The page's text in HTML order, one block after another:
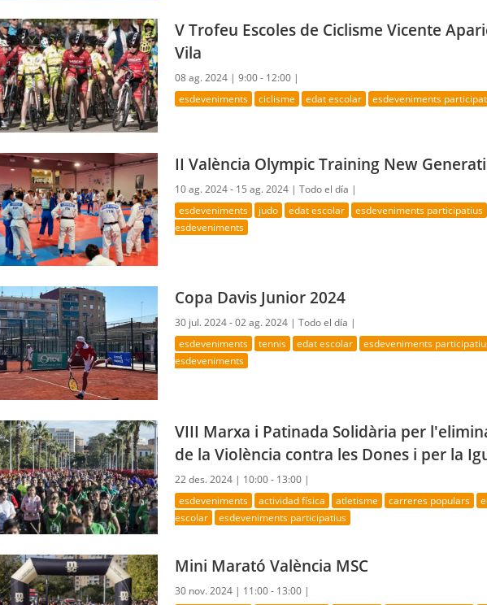
V Trofeu Escoles de Ciclisme Vicente
Vila
08 ag. 2024 |9:00 - 12:00 |
esdeveniments ciclisme edat escolar esdeveniments
II València Olympic Training New
10 ag. 2024 - 15 ag. 2024 |Todo el día |
esdeveniments judo edat escolar esdeveniments participatius
esdeveniments
Copa Davis Junior 2024
30 jul. 2024 - 02 ag. 2024 |Todo el día |
esdeveniments tennis edat escolar esdeveniments
esdeveniments
VIII Marxa i Patinada Solidària per
de la Violència contra les Dones i per la
22 des. 2024 | 10:00 - 13:00 |
esdeveniments actividad física atletisme carreres populars
escolar
esdeveniments participatius
Mini Marató València MSC
30 nov. 2024 | 11:00 - 13:00 |